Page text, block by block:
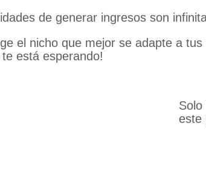
de generar ingresos son
el nicho que mejor se adapte a
está esperando!
este